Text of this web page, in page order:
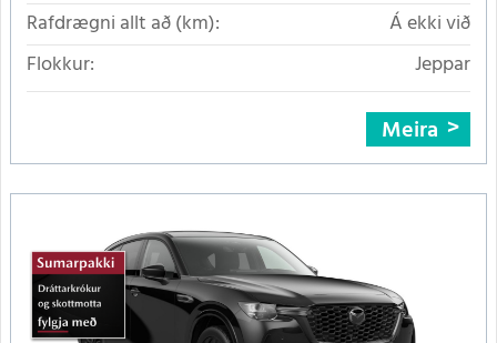
Rafdrægni allt að (km):
Á ekki við
Flokkur:
Jeppar
Meira